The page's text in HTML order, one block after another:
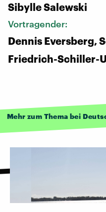
Sibylle Salewski
Vortragender:
Dennis Eversberg,
Friedrich-Schiller-
Mehr zum Thema bei